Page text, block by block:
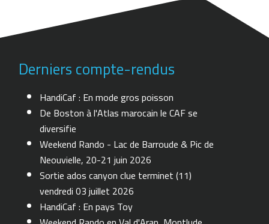
Derniers compte-rendus
HandiCaf : En mode gros poisson
De Boston à l'Atlas marocain le CAF se
diversifie
Weekend Rando - Lac de Barroude & Pic de
Neouvielle, 20-21 juin 2026
Sortie ados canyon clue terminet (11)
vendredi 03 juillet 2026
HandiCaf : En pays Toy